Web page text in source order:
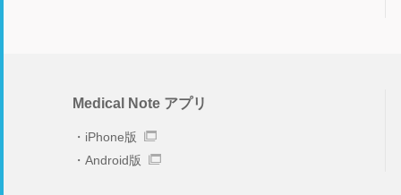
Medical Note アプリ
iPhone版
Android版